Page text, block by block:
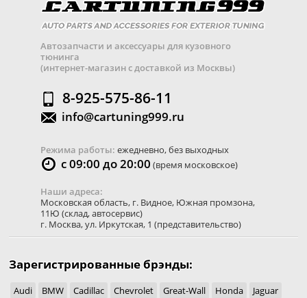
Автозапчасти и аксессуары для кузовного
тюнинга
(интернет-магазин с доставкой из Москвы)
8-925-575-86-11
info@cartuning999.ru
Режима работы: ежедневно, без выходных
с 09:00 до 20:00 (время московское)
Наши адреса:
Московская область, г. Видное, Южная промзона,
11Ю (склад, автосервис)
г. Москва,ул. Иркутская, 1 (представительство)
Зарегистрированные брэнды:
Audi BMW Cadillac Chevrolet Great-Wall Honda
Jaguar